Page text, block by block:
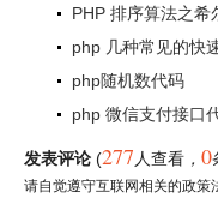
PHP 排序算法之希
php 几种常见的快
php随机数代码
php 微信支付接口
发表评论 (277 人查看 ， 0
请自觉遵守互联网相关的政策